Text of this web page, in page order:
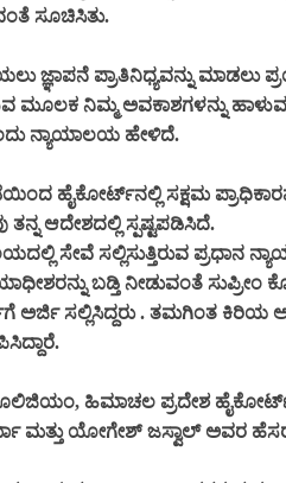
ಸೂಚಿಸಿತು.
ಜ್ಞಾಪನೆ ಪ್ರಾತಿನಿಧ್ಯವನ್ನು ಮಾಡಲು
ಮೂಲಕ ನಿಮ್ಮ ಅವಕಾಶಗಳನ್ನು
ನ್ಯಾಯಾಲಯ ಹೇಳಿದೆ.
ಹೈಕೋರ್ಟ್‌ನಲ್ಲಿ ಸಕ್ಷಮ
ತನ್ನ ಆದೇಶದಲ್ಲಿ ಸ್ಪಷ್ಟಪಡಿಸಿದೆ.
ಸೇವೆ ಸಲ್ಲಿಸುತ್ತಿರುವ ಪ್ರಧಾನ
ಬಡ್ತಿ ನೀಡುವಂತೆ
ಅರ್ಜಿ ಸಲ್ಲಿಸಿದ್ದರು . ತಮಗಿಂತ ಕಿರಿಯ
ಹಿಮಾಚಲ ಪ್ರದೇಶ
ಮತ್ತು ಯೋಗೇಶ್ ಜಸ್ವಾಲ್ ಅವರ